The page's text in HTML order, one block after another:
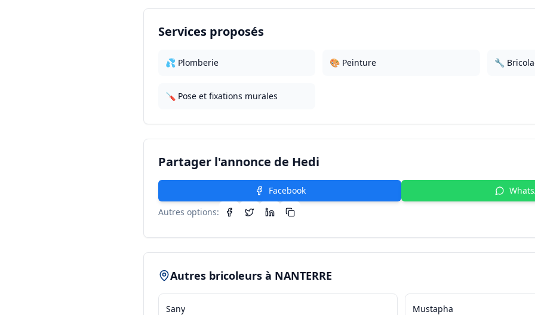
Services proposés
💦 Plomberie 🎨 Peinture 🔧
🪛 Pose et fixations murales
Partager l'annonce de Hedi
Facebook
Autres options:
Autres bricoleurs à NANTERRE
Sany Mustapha